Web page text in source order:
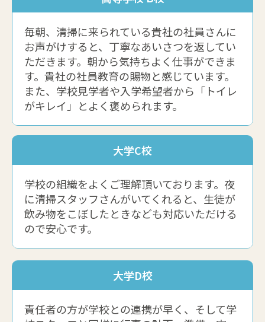
毎朝、清掃に来られている貴社の社員さんに
お声がけすると、丁寧なあいさつを返してい
ただきます。朝から気持ちよく仕事ができま
す。貴社の社員教育の賜物と感じています。
また、学校見学者や入学希望者から「トイレ
がキレイ」とよく褒められます。
大学C校
学校の組織をよくご理解頂いております。夜
に清掃スタッフさんがいてくれると、生徒が
飲み物をこぼしたときなども対応いただける
ので安心です。
大学D校
責任者の方が学校との連携が早く、そして学